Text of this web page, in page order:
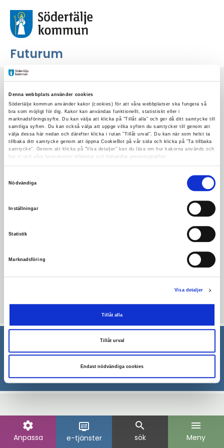
Denna webbplats använder cookies
Södertälje kommun använder kakor (cookies) för att våra webbplatser ska fungera så
bra som möjligt för dig. Kakor kan användas funktionellt, statistiskt eller i
marknadsföringssyfte. Du kan välja att klicka på ”Tillåt alla” och ger då ditt samtycke till
samtliga syften. Du kan också välja att uppge vilka syften du samtycker till genom att
välja dessa här nedan och därefter klicka i rutan ”Tillåt urval”. Du kan när som helst ta
tillbaka ditt samtycke genom att öppna CookieBot på vår sida och klicka på ”Ta tillbaka
samtycke”. Genom att klicka på "Visa detaljer" kan du läsa om hur kakorna används och
hur vi och våra leverantörer inhämtar och behandlar personuppgifter.
Nödvändiga
Inställningar
Statistik
Marknadsföring
Visa detaljer
Tillåt alla
Tillåt urval
Endast nödvändiga cookies
Futurum
settings
Anpassa
display_settings
e-tjänster
search
sök
menu
Meny
Sticklingsbyte
Start
/ Aktiviteter /Sticklingsbyte
Lyssna på sidan Dela
varandra!
Ta med era sticklingar och byt dem mot nya
spännande växter.